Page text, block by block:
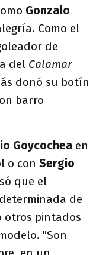
Gonzalo
Como el
de
del Calamar
donó su botín
barro
Goycochea en
o con Sergio
que el
de
otros pintados
"Son